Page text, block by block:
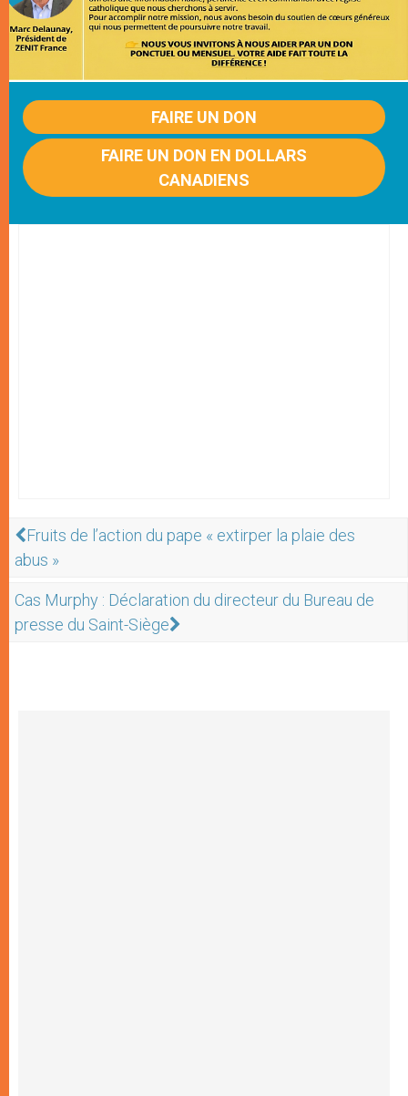
FAIRE UN DON
FAIRE UN DON EN DOLLARS
CANADIENS
Fruits de l’action du pape « extirper la plaie des
abus »
Cas Murphy : Déclaration du directeur du Bureau de
presse du Saint-Siège